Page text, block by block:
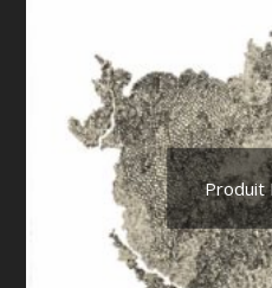
Produit